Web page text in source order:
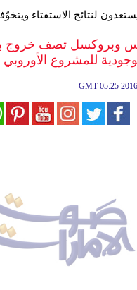
يستعدون لنتائج الاستفتاء
وبروكسل تصف خروج
للمشروع الأوروبي
GMT